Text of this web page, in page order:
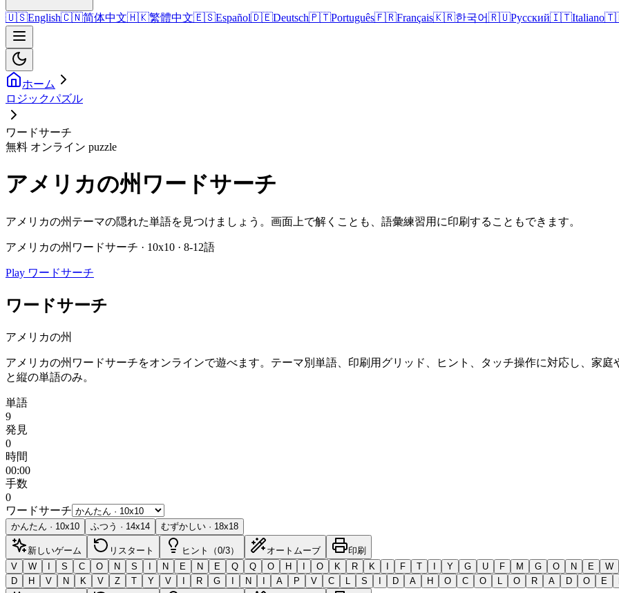
🇺🇸English🇨🇳简体中文🇭🇰繁體中文🇪🇸Español🇩🇪Deutsch🇵🇹Português🇫🇷Français🇰🇷한국어🇷🇺Русский🇮🇹Italiano
ホーム
ロジックパズル
ワードサーチ
無料 オンライン puzzle
アメリカの州ワードサーチ
アメリカの州テーマの隠れた単語を見つけましょう。画面上で解くことも、語彙練習用に印刷することもできます。
アメリカの州ワードサーチ · 10x10 · 8-12語
Play ワードサーチ
ワードサーチ
アメリカの州
アメリカの州ワードサーチをオンラインで遊べます。テーマ別単語、印刷用グリッド、ヒント、タッチ操作に対応し、家庭
と縦の単語のみ。
単語
9
発見
0
時間
00:00
手数
0
ワードサーチ
かんたん · 10x10 ふつう · 14x14 むずかしい · 18x18
新しいゲーム リスタート ヒント（0/3） オートムーブ
印刷
V
W I S C O N S I N E N E Q Q O H I O K R K I F T I Y G U F M G O N E W
D
H V N K V Z T Y V I R G I N I A P V C L S I D A H O C O L O R A D O E